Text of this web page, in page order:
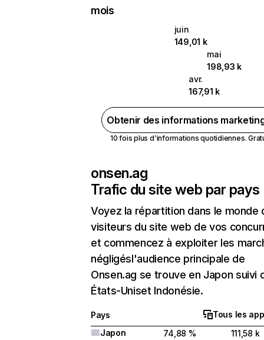
mois
juin
149,01 k
mai
198,93 k
avr.
167,91 k
Obtenir des informations
10 fois plus d'informations quotidiennes.
onsen.ag
Trafic du site web par pays
Voyez la répartition dans le monde
visiteurs du site web de vos
et commencez à exploiter les
négligésl'audience principale de
Onsen.ag se trouve en Japon suivi
États-Uniset Indonésie.
Pays
Tous les
Japon
74,88 %
111,58 k